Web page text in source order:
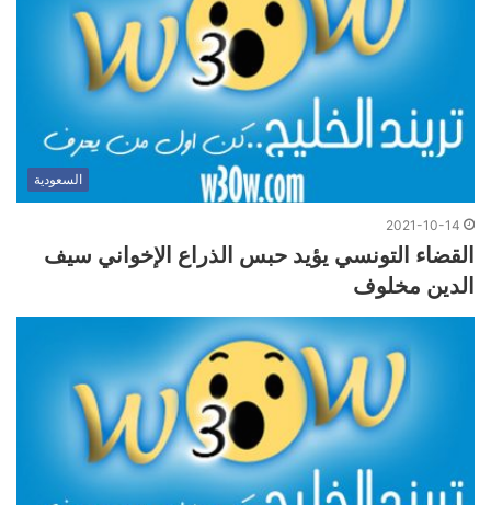
السعودية
2021-10-14
القضاء التونسي يؤيد حبس الذراع الإخواني سيف
الدين مخلوف